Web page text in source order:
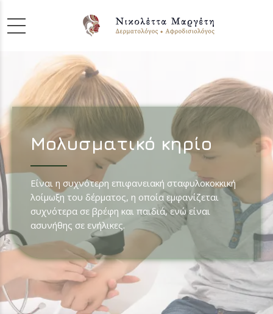
Μολυσματικό κηρίο
Είναι η συχνότερη επιφανειακή σταφυλοκοκκική
λοίμωξη του δέρματος, η οποία εμφανίζεται
συχνότερα σε βρέφη και παιδιά, ενώ είναι
ασυνήθης σε ενήλικες.